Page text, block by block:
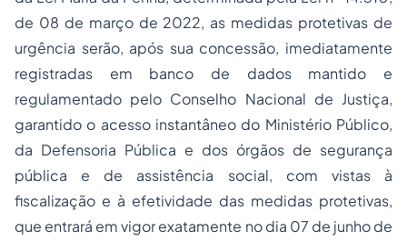
de 08 de março de 2022, as medidas protetivas de
urgência serão, após sua concessão, imediatamente
registradas em banco de dados mantido e
regulamentado pelo Conselho Nacional de Justiça,
garantido o acesso instantâneo do Ministério Público,
da Defensoria Pública e dos órgãos de segurança
pública e de assistência social, com vistas à
fiscalização e à efetividade das medidas protetivas,
que entrará em vigor exatamente no dia 07 de junho de